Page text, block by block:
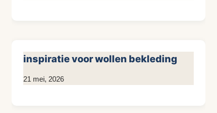
inspiratie voor wollen bekleding
Door
21 mei, 2026